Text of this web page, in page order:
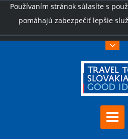
Používaním stránok súlasíte s
pomáhajú zabezpečiť lepšie